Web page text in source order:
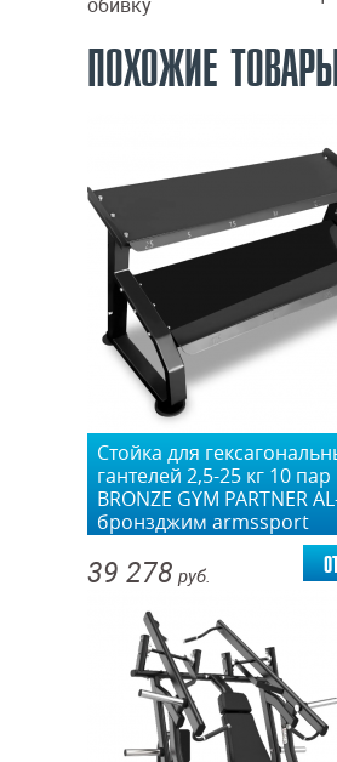
обивку
ПОХОЖИЕ
Стойка для
гантелей 2,5-25 кг 10 пар
BRONZE GYM PARTNER
бронзджим armssport
39 278 руб.